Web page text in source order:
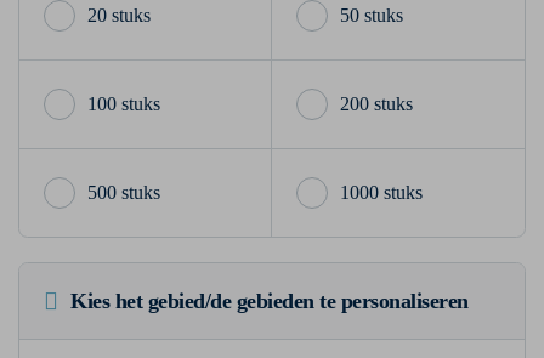
20 stuks 50 stuks
100 stuks 200 stuks
500 stuks 1000 stuks
Kies het gebied/de gebieden te personaliseren